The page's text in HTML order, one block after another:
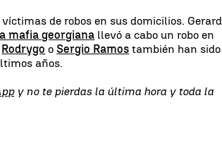
de robos en sus domicilios. Gerard
mafia georgiana llevó a cabo un robo en
Rodrygo oSergio Ramos también han sido
años.
y no te pierdas la última hora y toda la